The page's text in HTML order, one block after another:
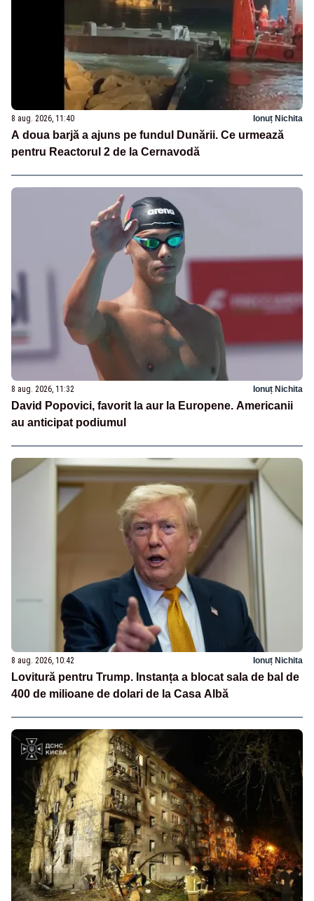
8 aug. 2026, 11:40 Ionuț Nichita
A doua barjă a ajuns pe fundul Dunării. Ce urmează
pentru Reactorul 2 de la Cernavodă
8 aug. 2026, 11:32 Ionuț Nichita
David Popovici, favorit la aur la Europene. Americanii
au anticipat podiumul
8 aug. 2026, 10:42 Ionuț Nichita
Lovitură pentru Trump. Instanța a blocat sala de bal de
400 de milioane de dolari de la Casa Albă